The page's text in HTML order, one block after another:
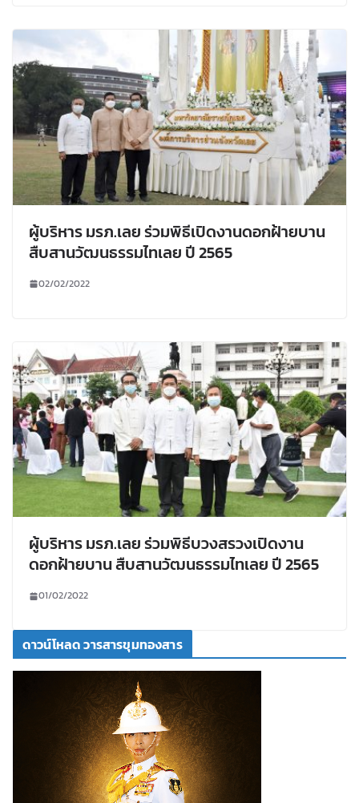
ผู้บริหาร มรภ.เลย ร่วมพิธีเปิดงานดอกฝ้ายบาน
สืบสานวัฒนธรรมไทเลย ปี 2565
02/02/2022
ผู้บริหาร มรภ.เลย ร่วมพิธีบวงสรวงเปิดงาน
ดอกฝ้ายบาน สืบสานวัฒนธรรมไทเลย ปี 2565
01/02/2022
ดาวน์โหลด วารสารขุมทองสาร